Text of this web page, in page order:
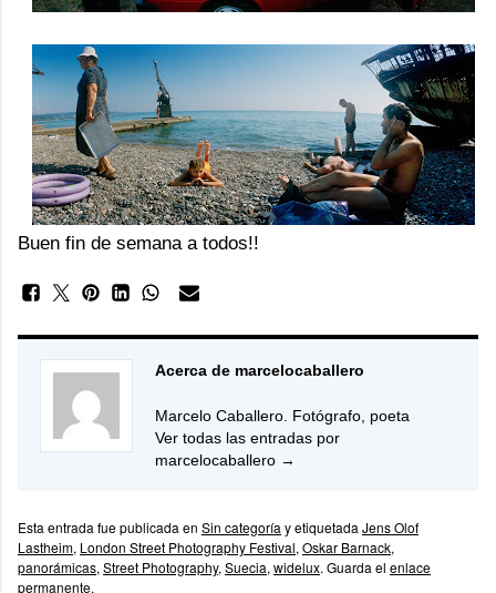
Buen fin de semana a todos!!
Acerca de marcelocaballero
Marcelo Caballero. Fotógrafo, poeta
Ver todas las entradas por
marcelocaballero →
Esta entrada fue publicada en Sin categoría y etiquetada Jens Olof
Lastheim, London Street Photography Festival, Oskar Barnack,
panorámicas, Street Photography, Suecia, widelux. Guarda el enlace
permanente.